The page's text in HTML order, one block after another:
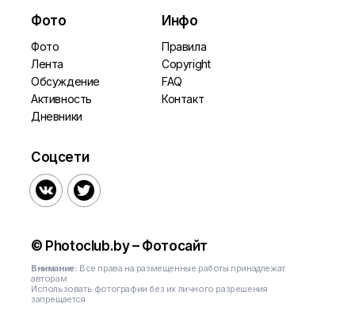
Фото
Фото
Лента
Обсуждение
Активность
Дневники
Инфо
Правила
Copyright
FAQ
Контакт
Соцсети
 
© Photoclub.by – Фотосайт
Внимание: Все права на размещенные работы принадлежат
авторам
Использовать фотографии без их личного разрешения
запрещается